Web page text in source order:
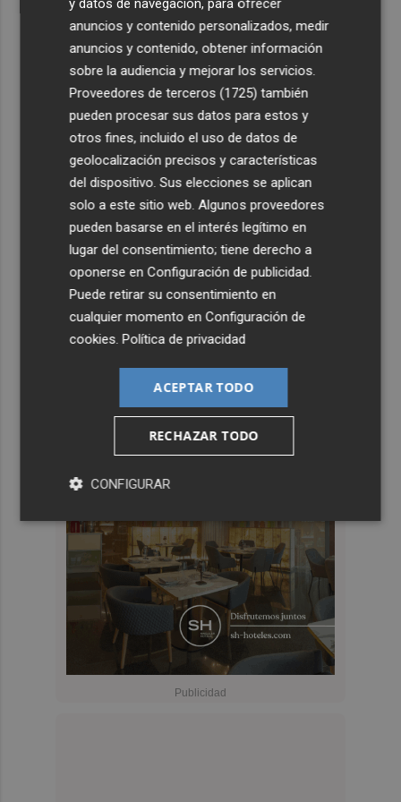
y datos de navegación, para ofrecer
anuncios y contenido personalizados, medir
anuncios y contenido, obtener información
sobre la audiencia y mejorar los servicios.
Proveedores de terceros (1725) también
pueden procesar sus datos para estos y
otros fines, incluido el uso de datos de
geolocalización precisos y características
del dispositivo. Sus elecciones se aplican
solo a este sitio web. Algunos proveedores
pueden basarse en el interés legítimo en
lugar del consentimiento; tiene derecho a
oponerse enConfiguración de publicidad.
Puede retirar su consentimiento en
cualquier momento enConfiguración de
cookies.Política de privacidad
ACEPTAR TODO
RECHAZAR TODO
CONFIGURAR